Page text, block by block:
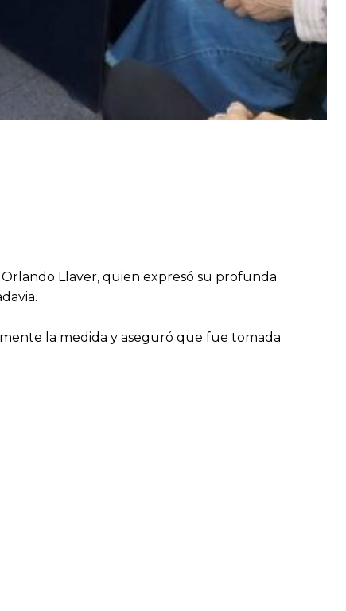
Llaver, quien expresó su profunda
la medida y aseguró que fue tomada